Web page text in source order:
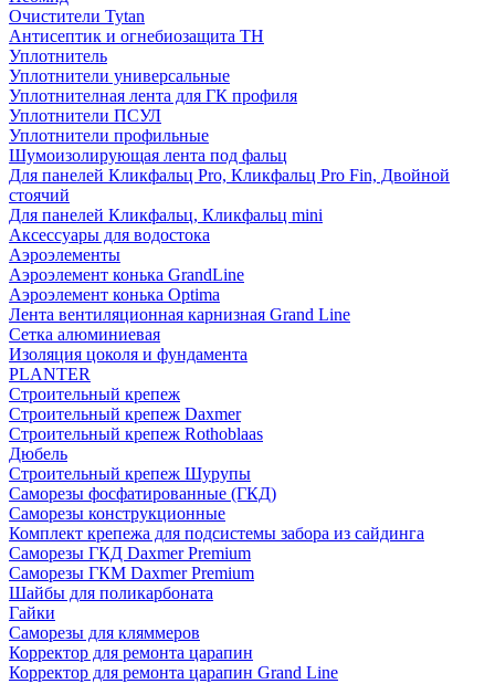
Очистители Tytan
Антисептик и огнебиозащита ТН
Уплотнитель
Уплотнители универсальные
Уплотнителная лента для ГК профиля
Уплотнители ПСУЛ
Уплотнители профильные
Шумоизолирующая лента под фальц
Для панелей Кликфальц Pro, Кликфальц Pro Fin, Двойной
стоячий
Для панелей Кликфальц, Кликфальц mini
Аксессуары для водостока
Аэроэлементы
Аэроэлемент конька GrandLine
Аэроэлемент конька Optima
Лента вентиляционная карнизная Grand Line
Сетка алюминиевая
Изоляция цоколя и фундамента
PLANTER
Строительный крепеж
Строительный крепеж Daxmer
Строительный крепеж Rothoblaas
Дюбель
Строительный крепеж Шурупы
Саморeзы фосфатированные (ГКД)
Саморезы конструкционные
Комплект крепежа для подсистемы забора из сайдинга
Саморезы ГКД Daxmer Premium
Саморезы ГКМ Daxmer Premium
Шайбы для поликарбоната
Гайки
Саморезы для кляммеров
Корректор для ремонта царапин
Корректор для ремонта царапин Grand Line